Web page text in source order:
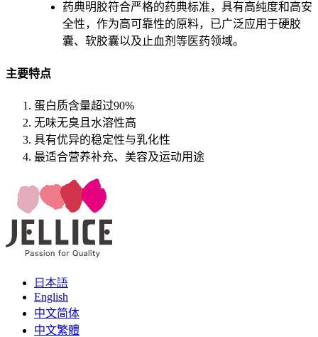
药典明胶符合严格的药典标准，具有高纯度和高安
全性，作为高可靠性的原料，已广泛应用于硬胶
囊、软胶囊以及止血剂等医药领域。
主要特点
蛋白质含量超过90%
无味无臭且水溶性高
具有优异的稳定性与乳化性
最适合营养补充、美容及运动用途
日本語
English
中文简体
中文繁體